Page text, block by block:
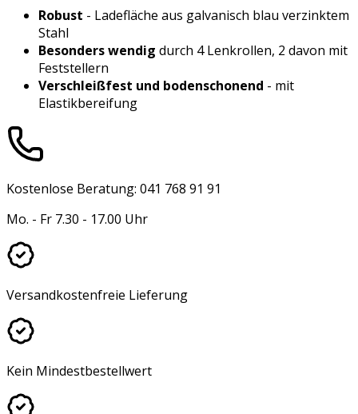
Robust - Ladefläche aus galvanisch blau verzinktem
Stahl
Besonders wendig durch 4 Lenkrollen, 2 davon mit
Feststellern
Verschleißfest und bodenschonend - mit
Elastikbereifung
Kostenlose Beratung: 041 768 91 91
Mo. - Fr 7.30 - 17.00 Uhr
Versandkostenfreie Lieferung
Kein Mindestbestellwert